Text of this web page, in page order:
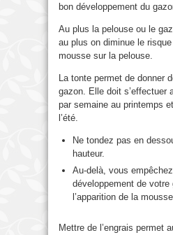
bon développement du
Au plus la pelouse ou le
au plus on diminue le risque
mousse sur la pelouse.
La tonte permet de donner
gazon. Elle doit s’effectuer
par semaine au printemps
l’été.
Ne tondez pas en
hauteur.
Au-delà, vous
développement de
l’apparition de la
Mettre de l’engrais permet